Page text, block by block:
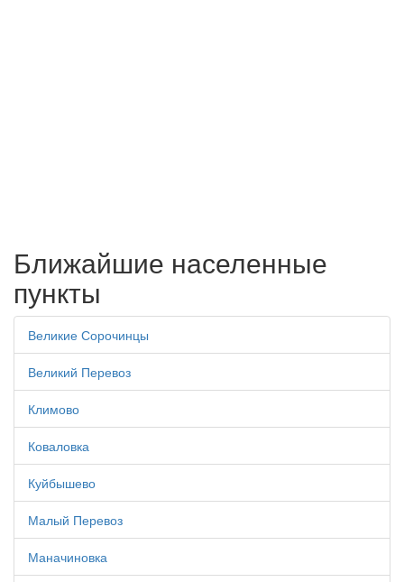
Ближайшие населенные
пункты
Великие Сорочинцы
Великий Перевоз
Климово
Коваловка
Куйбышево
Малый Перевоз
Маначиновка